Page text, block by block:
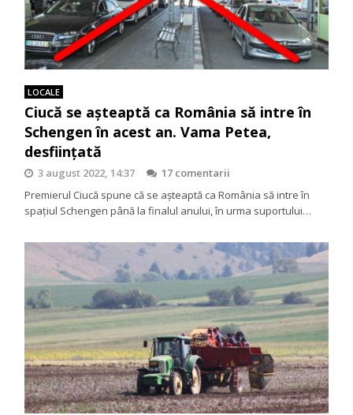
LOCALE
Ciucă se așteaptă ca România să intre în
Schengen în acest an. Vama Petea,
desființată
3 august 2022, 14:37
17 comentarii
Premierul Ciucă spune că se așteaptă ca România să intre în
spațiul Schengen până la finalul anului, în urma suportului…